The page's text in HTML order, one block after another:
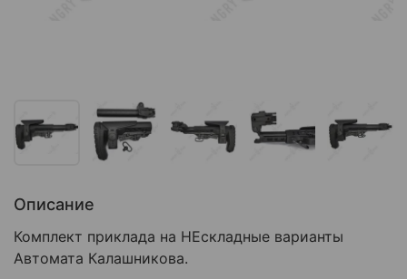
Описание
Комплект приклада на НЕскладные варианты
Автомата Калашникова.